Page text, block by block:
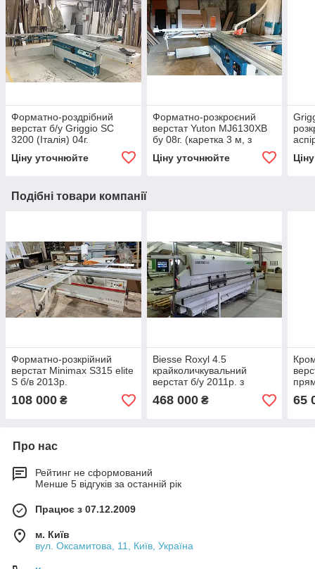
Форматно-роздрібний
верстат б/у Griggio SC
3200 (Італія) 04г.
Ціну уточнюйте
Форматно-розкроєний
верстат Yuton MJ6130XB
бу 08г. (каретка 3 м, з
Ціну уточнюйте
Подібні товари компанії
Форматно-розкрійний
верстат Minimax S315 elite
S б/в 2013р.
108 000 ₴
Biesse Roxyl 4.5
крайколичкувальний
верстат б/у 2011р. з
468 000₴ 65
Про нас
Рейтинг не сформований
Менше 5 відгуків за останній рік
Працює з 07.12.2009
м. Київ
вул. Оксамитова, 11, Київ, Україна